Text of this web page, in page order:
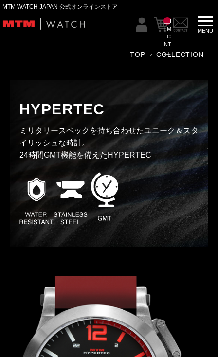
MTM WATCH JAPAN 公式オンラインストア
__I
TM
_C
NT
__
TOP COLLECTION
HYPERTEC
ミリタリースペックを持ち合わせたユニーク＆スタ
イリッシュな時計。
24時間GMT機能を備えたHYPERTEC